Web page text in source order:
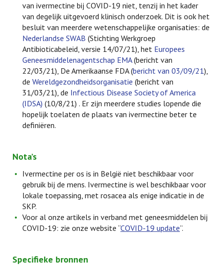
van ivermectine bij COVID-19 niet, tenzij in het kader
van degelijk uitgevoerd klinisch onderzoek. Dit is ook het
besluit van meerdere wetenschappelijke organisaties: de
Nederlandse SWAB (Stichting Werkgroep
Antibioticabeleid, versie 14/07/21), het Europees
Geneesmiddelenagentschap EMA(bericht van
22/03/21), De Amerikaanse FDA (bericht van 03/09/21),
de Wereldgezondheidsorganisatie (bericht van
31/03/21), de Infectious Disease Society of America
(IDSA) (10/8/21) . Er zijn meerdere studies lopende die
hopelijk toelaten de plaats van ivermectine beter te
definiëren.
Nota’s
Ivermectine per os is in België niet beschikbaar voor
gebruik bij de mens. Ivermectine is wel beschikbaar voor
lokale toepassing, met rosacea als enige indicatie in de
SKP.
Voor al onze artikels in verband met geneesmiddelen bij
COVID-19: zie onze website “COVID-19 update”.
Specifieke bronnen